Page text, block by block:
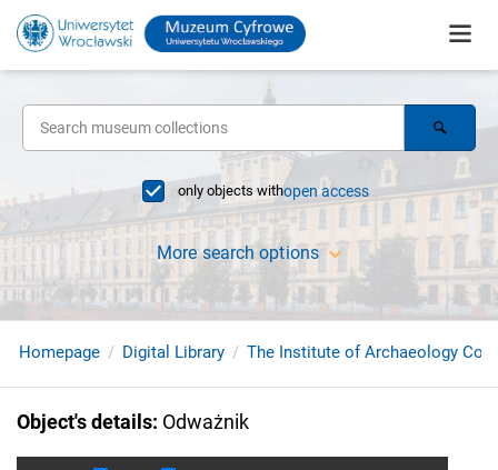
only objects withopen access
More search options
Homepage Digital Library The Institute of Archaeology
Object's details: Odważnik